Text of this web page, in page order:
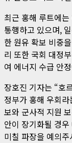
최근 홍해 루트에
통행하고 있으며,
한 원유 확보 비중
리 또한 국회 대정
여 에너지 수급 안
장호진 기자는 “호
정부가 홍해 우회
보와 군사적 지원
안이 장기화될 경
미칠 파장을 예의